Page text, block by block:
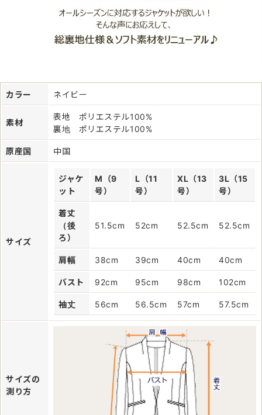
カラー ネイビー
素材
表地 ポリエステル100%
裏地 ポリエステル100%
原産国 中国
サイズ
ジャケ
ット
M（9
号）
L（11
号）
XL（13
号）
3L（15
号）
着丈
（後
ろ）
51.5cm 52cm 52.5cm 52.5cm
肩幅 38cm 39cm 40cm 40cm
バスト 92cm 95cm 98cm 102cm
袖丈 56cm 56.5cm 57cm 57.5cm
サイズの
測り方